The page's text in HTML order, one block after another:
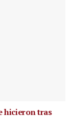
hicieron tras